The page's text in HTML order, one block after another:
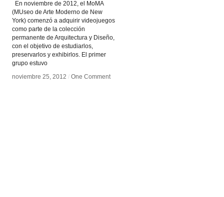
En noviembre de 2012, el MoMA
(MUseo de Arte Moderno de New
York) comenzó a adquirir videojuegos
como parte de la colección
permanente de Arquitectura y Diseño,
con el objetivo de estudiarlos,
preservarlos y exhibirlos. El primer
grupo estuvo
noviembre 25, 2012 / One Comment
noviembre 25, 2012 / One Comment